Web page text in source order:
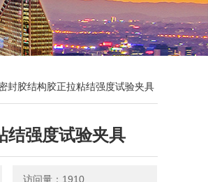
封胶结构胶正拉粘结强度试验夹具
结强度试验夹具
访问量：1910